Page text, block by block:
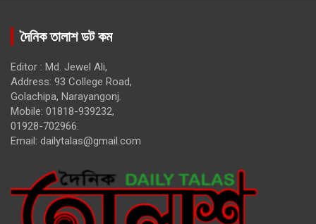
দৈনিক তালাশ ডট কম
Editor : Md. Jewel Ali,
Address: 93 College Road,
Golachipa, Narayangonj.
Mobile: 01818-939232,
01928-702966.
Email: dailytalas@gmail.com